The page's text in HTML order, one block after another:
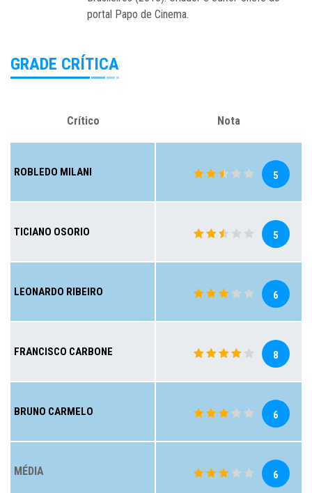
portal Papo de Cinema.
GRADE CRÍTICA
Crítico Nota
ROBLEDO MILANI 5
TICIANO OSORIO 5
LEONARDO RIBEIRO 6
FRANCISCO CARBONE 8
BRUNO CARMELO 6
MÉDIA 6